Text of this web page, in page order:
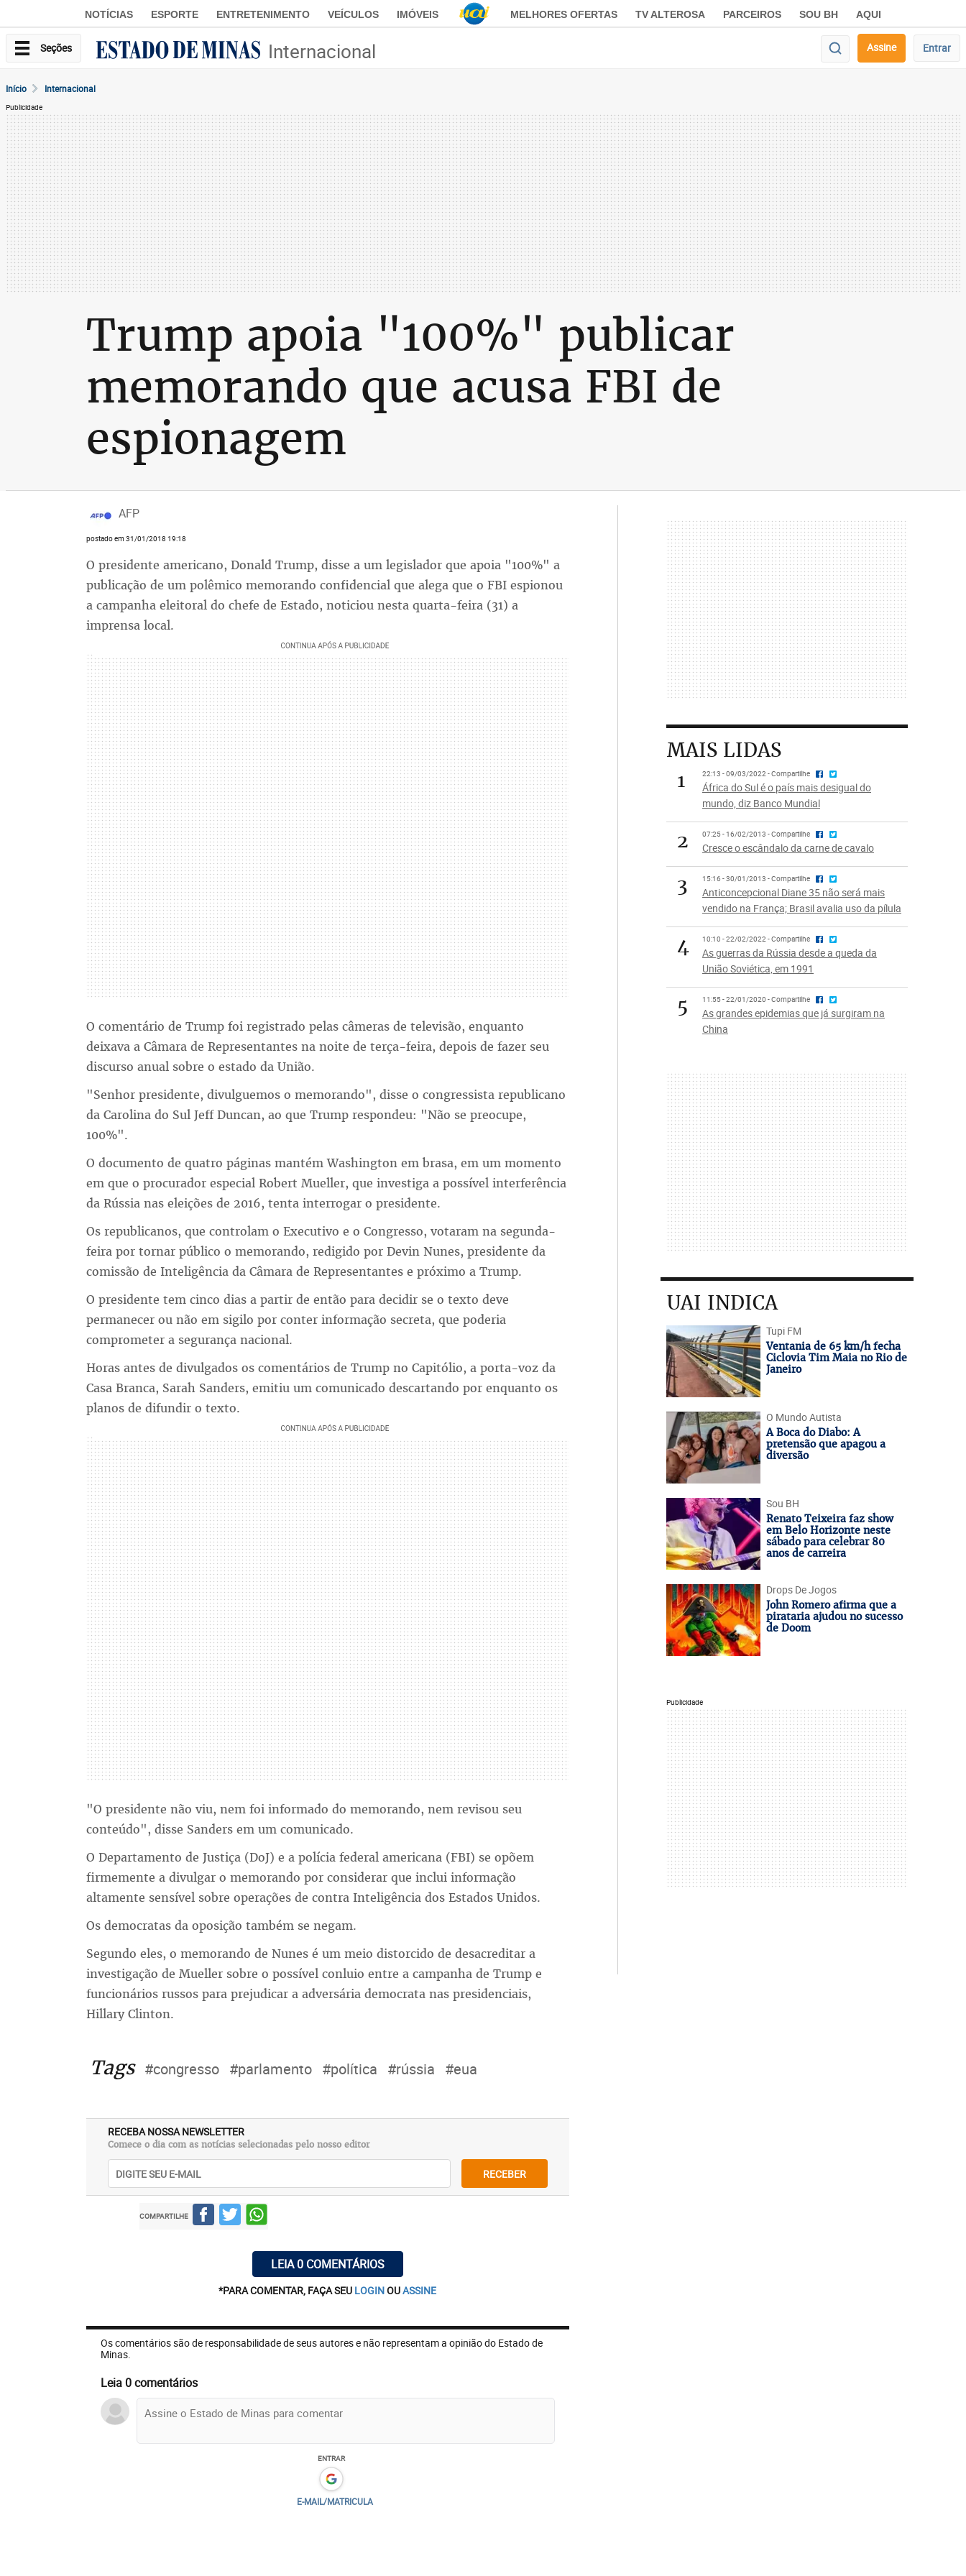
NOTÍCIAS ESPORTE ENTRETENIMENTO VEÍCULOS IMÓVEIS MELHORES OFERTAS TV ALTEROSA PARCEIROS SOU BH AQUI
Seções Internacional Assine Entrar
Início Internacional
Publicidade
Trump apoia "100%" publicar
memorando que acusa FBI de
espionagem
AFP
postado em 31/01/2018 19:18
O presidente americano, Donald Trump, disse a um legislador que apoia "100%" a
publicação de um polêmico memorando confidencial que alega que o FBI espionou
a campanha eleitoral do chefe de Estado, noticiou nesta quarta-feira (31) a
imprensa local.
O comentário de Trump foi registrado pelas câmeras de televisão, enquanto
deixava a Câmara de Representantes na noite de terça-feira, depois de fazer seu
discurso anual sobre o estado da União.
"Senhor presidente, divulguemos o memorando", disse o congressista republicano
da Carolina do Sul Jeff Duncan, ao que Trump respondeu: "Não se preocupe,
100%".
O documento de quatro páginas mantém Washington em brasa, em um momento
em que o procurador especial Robert Mueller, que investiga a possível interferência
da Rússia nas eleições de 2016, tenta interrogar o presidente.
Os republicanos, que controlam o Executivo e o Congresso, votaram na segunda-
feira por tornar público o memorando, redigido por Devin Nunes, presidente da
comissão de Inteligência da Câmara de Representantes e próximo a Trump.
O presidente tem cinco dias a partir de então para decidir se o texto deve
permanecer ou não em sigilo por conter informação secreta, que poderia
comprometer a segurança nacional.
Horas antes de divulgados os comentários de Trump no Capitólio, a porta-voz da
Casa Branca, Sarah Sanders, emitiu um comunicado descartando por enquanto os
planos de difundir o texto.
"O presidente não viu, nem foi informado do memorando, nem revisou seu
conteúdo", disse Sanders em um comunicado.
O Departamento de Justiça (DoJ) e a polícia federal americana (FBI) se opõem
firmemente a divulgar o memorando por considerar que inclui informação
altamente sensível sobre operações de contra Inteligência dos Estados Unidos.
Os democratas da oposição também se negam.
Segundo eles, o memorando de Nunes é um meio distorcido de desacreditar a
investigação de Mueller sobre o possível conluio entre a campanha de Trump e
funcionários russos para prejudicar a adversária democrata nas presidenciais,
Hillary Clinton.
Tags #congresso #parlamento #política #rússia #eua
RECEBA NOSSA NEWSLETTER
Comece o dia com as notícias selecionadas pelo nosso editor
RECEBER
COMPARTILHE
LEIA 0 COMENTÁRIOS
*PARA COMENTAR, FAÇA SEU LOGINOUASSINE
Os comentários são de responsabilidade de seus autores e não representam a opinião do Estado de
Minas.
Leia 0 comentários
ENTRAR
E-MAIL/MATRICULA
MAIS LIDAS
1
22:13 - 09/03/2022 - Compartilhe
África do Sul é o país mais desigual do
mundo, diz Banco Mundial
2 07:25 - 16/02/2013 - Compartilhe
Cresce o escândalo da carne de cavalo
3 15:16 - 30/01/2013 - Compartilhe
Anticoncepcional Diane 35 não será mais
vendido na França; Brasil avalia uso da pílula
4 10:10 - 22/02/2022 - Compartilhe
As guerras da Rússia desde a queda da
União Soviética, em 1991
5 11:55 - 22/01/2020 - Compartilhe
As grandes epidemias que já surgiram na
China
UAI INDICA
Tupi FM
Ventania de 65 km/h fecha
Ciclovia Tim Maia no Rio de
Janeiro
O Mundo Autista
A Boca do Diabo: A
pretensão que apagou a
diversão
Sou BH
Renato Teixeira faz show
em Belo Horizonte neste
sábado para celebrar 80
anos de carreira
Drops De Jogos
John Romero afirma que a
pirataria ajudou no sucesso
de Doom
Publicidade